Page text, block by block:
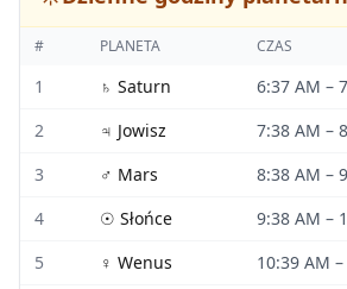
# PLANETA CZAS
1 ♄ Saturn 6:37 AM –
2
♃ Jowisz 7:38 AM –
3
♂ Mars 8:38 AM –
4
☉ Słońce 9:38 AM –
5
♀ Wenus 10:39 AM –